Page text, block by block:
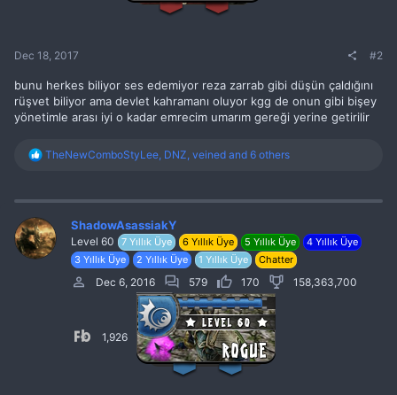
Dec 18, 2017 #2
bunu herkes biliyor ses edemiyor reza zarrab gibi düşün çaldığını
rüşvet biliyor ama devlet kahramanı oluyor kgg de onun gibi bişey
yönetimle arası iyi o kadar emrecim umarım gereği yerine getirilir
R
i
o
n
TheNewComboStyLee DNZ veined and 6 others
ShadowAsassiakY
Level 60 7 Yıllık Üye 6 Yıllık Üye 5 Yıllık Üye
4 Yıllık Üye
3 Yıllık Üye
2 Yıllık Üye 1 Yıllık Üye Chatter
Dec 6, 2016 579 170 158,363,700
1,926